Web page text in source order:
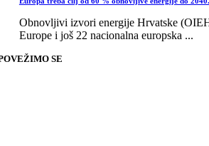
Obnovljivi izvori energije Hrvatske
Europe i još 22 nacionalna europska ...
SE